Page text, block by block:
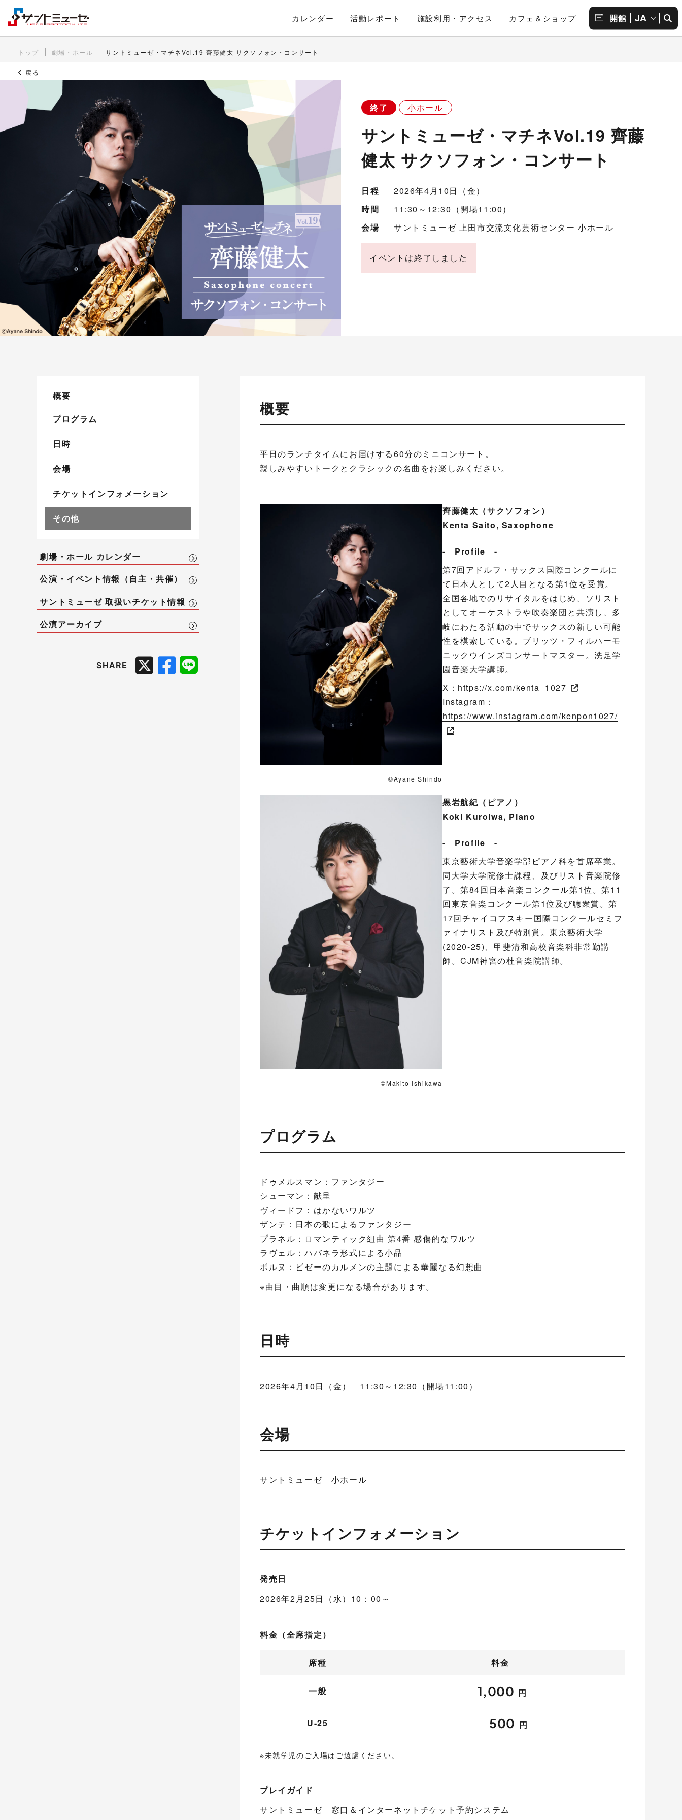
カレンダー 活動レポート 施設利用 ・アクセス カフェ＆ショップ 開館 JA
トップ 劇場・ホール サントミューゼ・マチネVol.19 齊藤健太 サクソフォン・コンサート
戻る
終了 小ホール
サントミューゼ・マチネVol.19 齊藤
健太 サクソフォン・コンサート
日程
2026年4月10日（金）
時間
11:30～12:30（開場11:00）
会場
サントミューゼ 上田市交流文化芸術センター 小ホール
イベントは終了しました
概要
プログラム
日時
会場
チケットインフォメーション
その他
劇場・ホール カレンダー
公演・イベント情報（自主・共催）
サントミューゼ 取扱いチケット情報
公演アーカイブ
SHARE
概要
平日のランチタイムにお届けする60分のミニコンサート。
親しみやすいトークとクラシックの名曲をお楽しみください。
©Ayane Shindo
齊藤健太（サクソフォン）
Kenta Saito, Saxophone
- Profile -
第7回アドルフ・サックス国際コンクールに
て日本人として2人目となる第1位を受賞。
全国各地でのリサイタルをはじめ、ソリスト
としてオーケストラや吹奏楽団と共演し、多
岐にわたる活動の中でサックスの新しい可能
性を模索している。ブリッツ・フィルハーモ
ニックウインズコンサートマスター。洗足学
園音楽大学講師。
X： https://x.com/kenta_1027
Instagram：
https://www.instagram.com/kenpon1027/
©Makito Ishikawa
黒岩航紀（ピアノ）
Koki Kuroiwa, Piano
- Profile -
東京藝術大学音楽学部ピアノ科を首席卒業。
同大学大学院修士課程、及びリスト音楽院修
了。第84回日本音楽コンクール第1位。第11
回東京音楽コンクール第1位及び聴衆賞。第
17回チャイコフスキー国際コンクールセミフ
ァイナリスト及び特別賞。東京藝術大学
(2020-25)、甲斐清和高校音楽科非常勤講
師。CJM神宮の杜音楽院講師。
プログラム
ドゥメルスマン：ファンタジー
シューマン：献呈
ヴィードフ：はかないワルツ
ザンテ：日本の歌によるファンタジー
プラネル：ロマンティック組曲 第4番 感傷的なワルツ
ラヴェル：ハバネラ形式による小品
ボルヌ：ビゼーのカルメンの主題による華麗なる幻想曲
※曲目・曲順は変更になる場合があります。
日時
2026年4月10日（金） 11:30～12:30（開場11:00）
会場
サントミューゼ 小ホール
チケットインフォメーション
発売日
2026年2月25日（水）10：00～
料金（全席指定）
席種 料金
一般 1,000 円
U-25 500 円
※未就学児のご入場はご遠慮ください。
プレイガイド
サントミューゼ 窓口＆ インターネットチケット予約システム